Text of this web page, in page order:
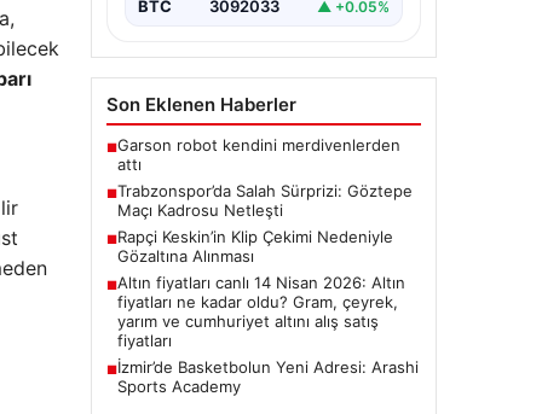
BTC 3092033 ▲ +0.05%
Son Eklenen Haberler
■Garson robot kendini merdivenlerden
attı
■Trabzonspor’da Salah Sürprizi: Göztepe
Maçı Kadrosu Netleşti
■Rapçi Keskin’in Klip Çekimi Nedeniyle
Gözaltına Alınması
■Altın fiyatları canlı 14 Nisan 2026: Altın
fiyatları ne kadar oldu? Gram, çeyrek,
yarım ve cumhuriyet altını alış satış
fiyatları
■İzmir’de Basketbolun Yeni Adresi: Arashi
Sports Academy